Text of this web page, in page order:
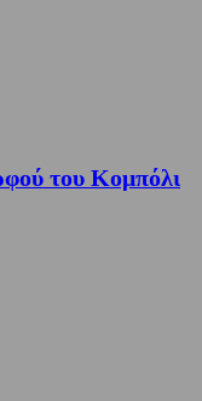
του Κομπόλι